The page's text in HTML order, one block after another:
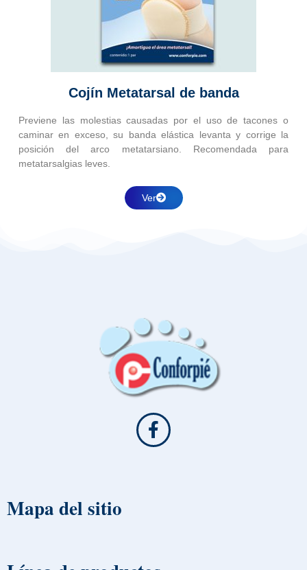
Cojín Metatarsal de banda
Previene las molestias causadas por el uso de tacones o
caminar en exceso, su banda elástica levanta y corrige la
posición del arco metatarsiano. Recomendada para
metatarsalgias leves.
Ver
Mapa del sitio